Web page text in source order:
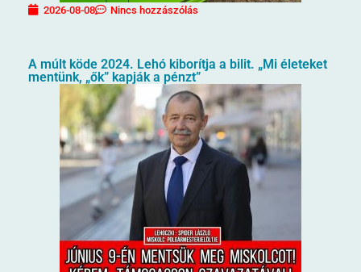
2026-08-08 Nincs hozzászólás
A múlt köde 2024. Lehó kiborítja a bilit. „Mi életeket
mentünk, „ők” kapják a pénzt”